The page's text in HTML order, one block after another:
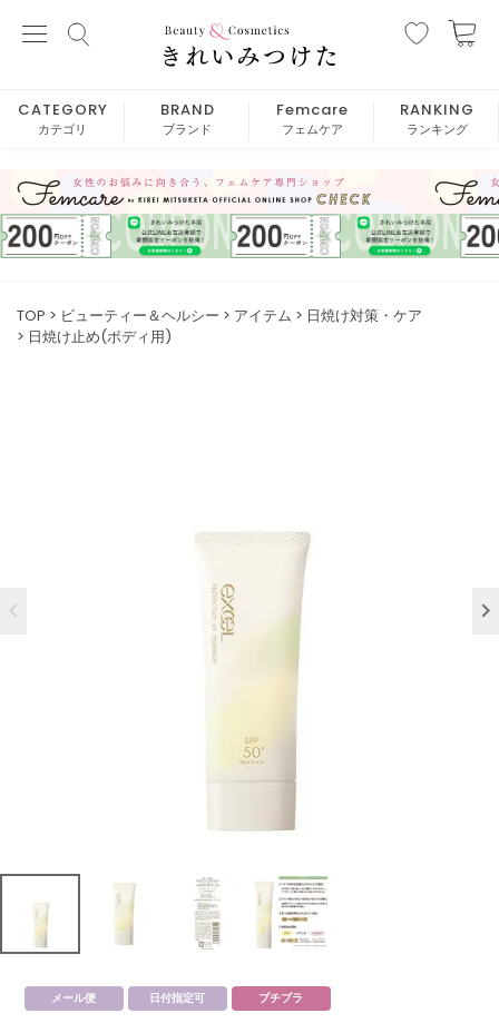
CATEGORY
カテゴリ
BRAND
ブランド
Femcare
フェムケア
RANKING
ランキング
TOP ビューティー＆ヘルシー アイテム
日焼け対策・ケア
日焼け止め(ボディ用)
メール便 日付指定可 プチプラ